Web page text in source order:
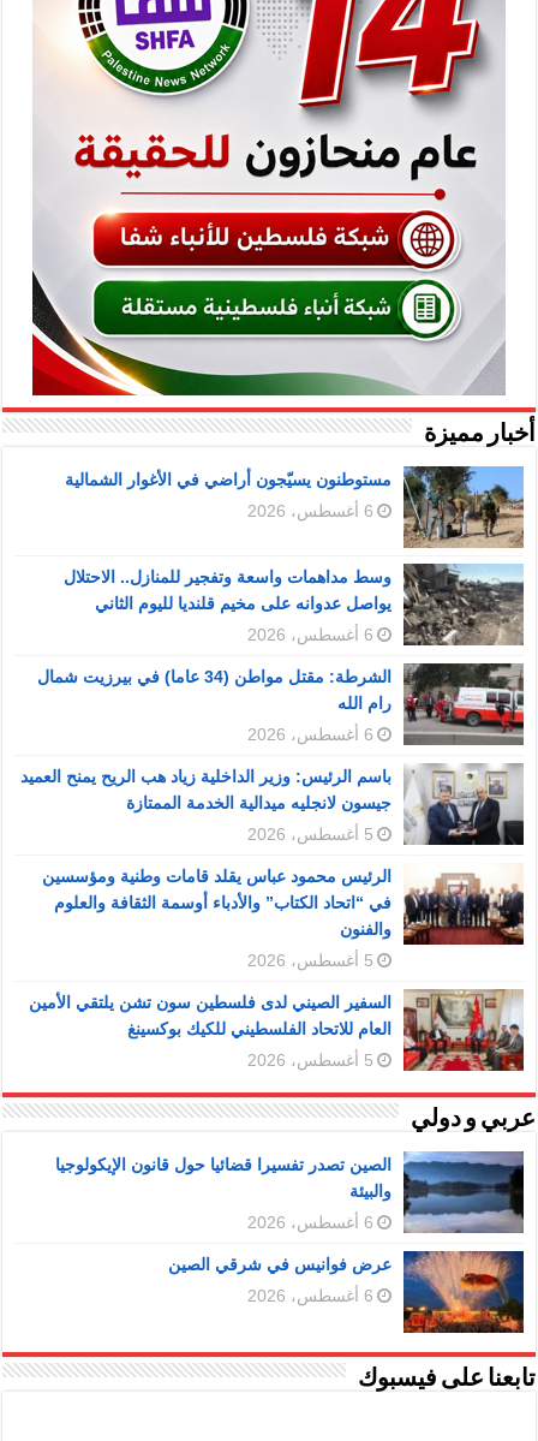
أخبار مميزة
مستوطنون يسيّجون أراضي في الأغوار الشمالية
6 أغسطس، 2026
وسط مداهمات واسعة وتفجير للمنازل.. الاحتلال
يواصل عدوانه على مخيم قلنديا لليوم الثاني
6 أغسطس، 2026
الشرطة: مقتل مواطن (34 عاما) في بيرزيت شمال
رام الله
6 أغسطس، 2026
باسم الرئيس: وزير الداخلية زياد هب الريح يمنح العميد
جيسون لانجليه ميدالية الخدمة الممتازة
5 أغسطس، 2026
الرئيس محمود عباس يقلد قامات وطنية ومؤسسين
في “اتحاد الكتاب” والأدباء أوسمة الثقافة والعلوم
والفنون
5 أغسطس، 2026
السفير الصيني لدى فلسطين سون تشن يلتقي الأمين
العام للاتحاد الفلسطيني للكيك بوكسينغ
5 أغسطس، 2026
عربي و دولي
الصين تصدر تفسيرا قضائيا حول قانون الإيكولوجيا
والبيئة
6 أغسطس، 2026
عرض فوانيس في شرقي الصين
6 أغسطس، 2026
تابعنا على فيسبوك